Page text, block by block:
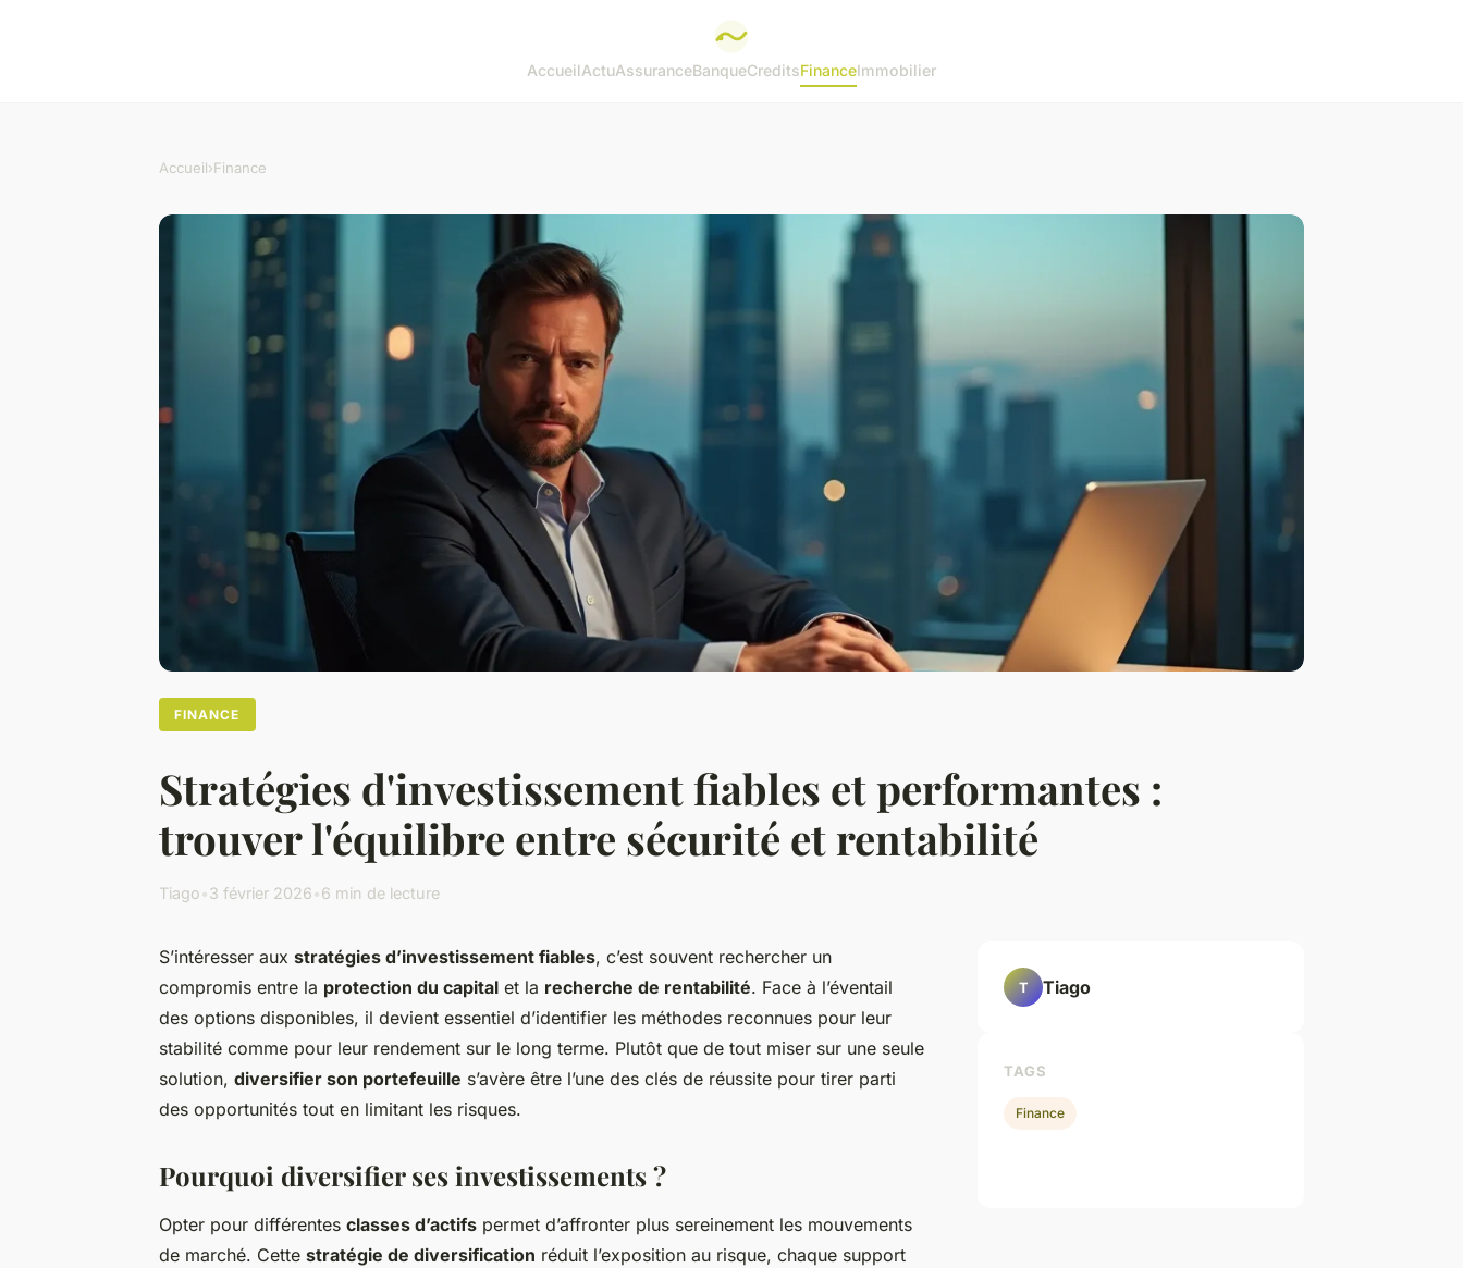
AccueilActuAssuranceBanqueCreditsFinanceImmobilier
Accueil›Finance
FINANCE
Stratégies d'investissement fiables et performantes :
trouver l'équilibre entre sécurité et rentabilité
Tiago•3 février 2026•6 min de lecture
S’intéresser aux stratégies d’investissement fiables, c’est souvent rechercher un
compromis entre la protection du capital et la recherche de rentabilité. Face à l’éventail
des options disponibles, il devient essentiel d’identifier les méthodes reconnues pour leur
stabilité comme pour leur rendement sur le long terme. Plutôt que de tout miser sur une seule
solution, diversifier son portefeuille s’avère être l’une des clés de réussite pour tirer parti
des opportunités tout en limitant les risques.
Pourquoi diversifier ses investissements ?
Opter pour différentes classes d’actifs permet d’affronter plus sereinement les mouvements
de marché. Cette stratégie de diversification réduit l’exposition au risque, chaque support
T Tiago
TAGS
Finance